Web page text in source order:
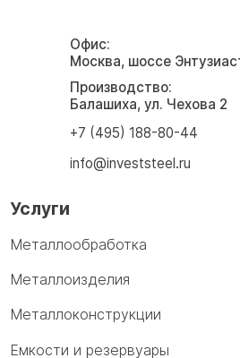
Офис:
Москва, шоссе
Производство:
Балашиха, ул. Чехова 2
+7 (495) 188-80-44
info@investsteel.ru
Услуги
Металлообработка
Металлоизделия
Металлоконструкции
Емкости и резервуары